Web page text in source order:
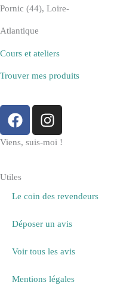
Pornic (44), Loire-
Atlantique
Cours et ateliers
Trouver mes produits
F
a
c
b
o
k
I
n
s
r
m
Viens, suis-moi !
Utiles
Le coin des revendeurs
Déposer un avis
Voir tous les avis
Mentions légales